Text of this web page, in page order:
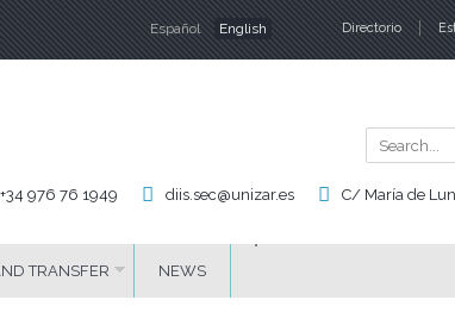
Directorio
Languages
Español English
C/ María de
diis.sec@unizar.es
+34 976 76 1949
TRANSFER NEWS